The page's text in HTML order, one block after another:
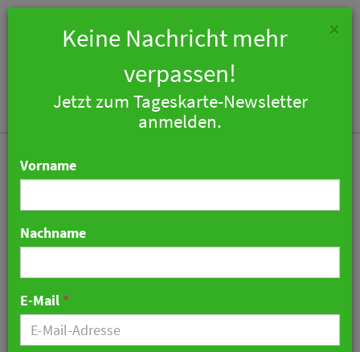
Markendebüt für Ritz-
Carlton Reserve im Nahen
Osten
×
Keine Nachricht mehr
verpassen!
Jetzt zum Tageskarte-Newsletter
anmelden.
Vorname
Nachname
E-Mail *